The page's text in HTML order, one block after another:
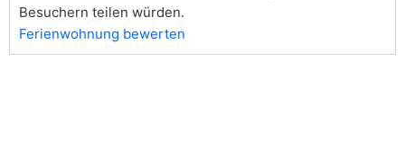
Besuchern teilen würden.
Ferienwohnung bewerten